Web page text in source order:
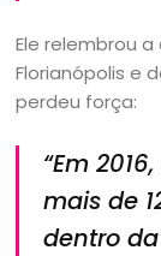
Ele relembrou
Florianópolis e
perdeu força:
“Em
mais de
dentro